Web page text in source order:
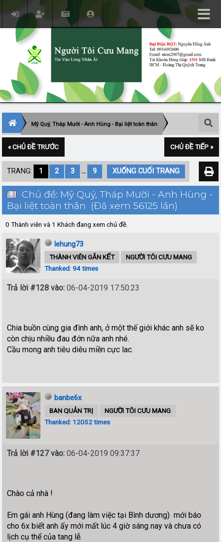
Mỹ Quý, Tháp Mười - Anh Hùng - Bại liệt toàn thân
« CHỦ ĐỀ TRƯỚC CHỦ ĐỀ TIẾP »
TRANG: 1 2 3 ... 9 XUỐNG CUỐI TRANG
Chủ đề: Mỹ Quý, Tháp Mười - Anh Hùng -
Bại liệt toàn thân (Đã xem 56125 lần)
0 Thành viên và 1 Khách đang xem chủ đề.
lehung73
THÀNH VIÊN GẮN KẾT
NGƯỜI TÔI CƯU MANG
Thanked: 94 times
Trả lời #128 vào: 06-04-2019 17:50:23
Chia buồn cùng gia đình anh, ở một thế giới khác anh sẽ ko
còn chịu nhiều đau đớn nữa anh nhé.
Cầu mong anh tiêu diêu miền cực lac.
banbe6x
BAN QUẢN TRỊ
NGƯỜI TÔI CƯU MANG
Thanked: 12052 times
Trả lời #127 vào: 06-04-2019 09:37:37
Chào cả nhà !
Em gái anh Hùng (đang làm việc tại Bình dương) mới báo
cho 6x biết anh ấy mới mất lúc 4 giờ sáng nay và chưa có
lịch cụ thể của tang lễ.